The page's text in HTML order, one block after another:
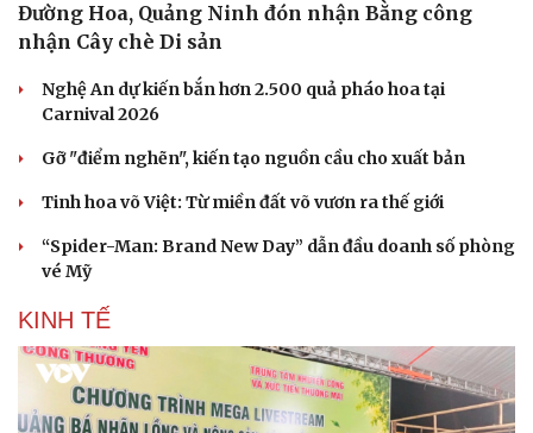
Đường Hoa, Quảng Ninh đón nhận Bằng công
nhận Cây chè Di sản
Nghệ An dự kiến bắn hơn 2.500 quả pháo hoa tại
Carnival 2026
Gỡ "điểm nghẽn", kiến tạo nguồn cầu cho xuất bản
Tinh hoa võ Việt: Từ miền đất võ vươn ra thế giới
“Spider-Man: Brand New Day” dẫn đầu doanh số phòng
vé Mỹ
KINH TẾ